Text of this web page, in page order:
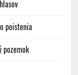
poistenia
pozemok